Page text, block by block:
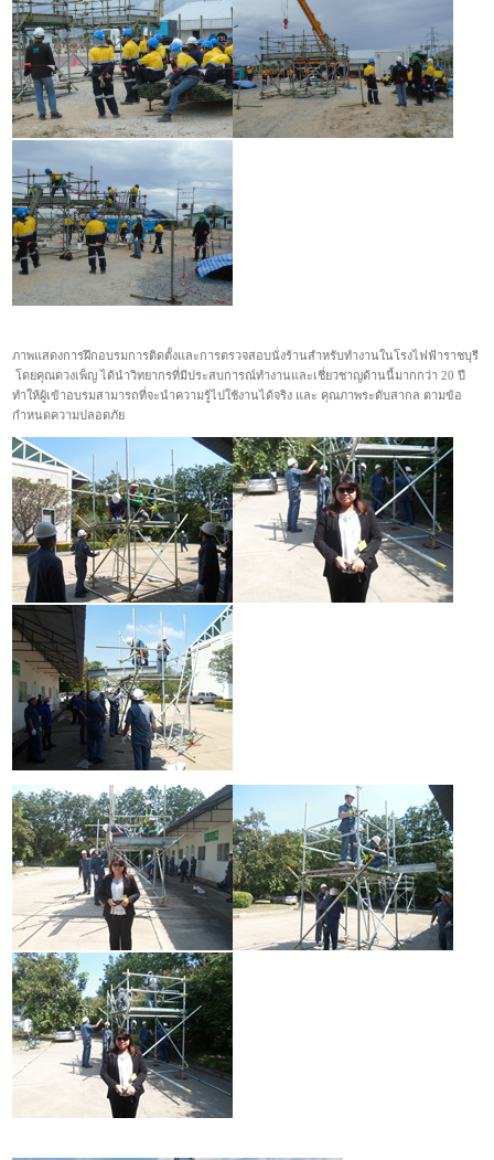
ภาพแสดงการฝึกอบรมการติดตั้งและการตรวจสอบนั่งร้านสำหรับทำงานในโรงไฟฟ้าราชบุรี
โดยคุณดวงเพ็ญ ได้นำวิทยากรที่มีประสบการณ์ทำงานและเชี่ยวชาญด้านนี้มากกว่า 20 ปี
ทำให้ผู้เข้าอบรมสามารถที่จะนำความรู้ไปใช้งานได้จริง และ คุณภาพระดับสากล ตามข้อ
กำหนดความปลอดภัย